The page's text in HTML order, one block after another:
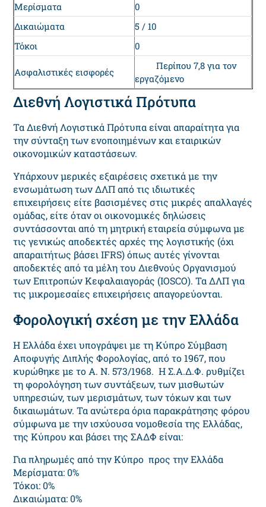
Μερίσματα
0
Δικαιώματα
5 / 10
Τόκοι
0
Ασφαλιστικές εισφορές
Περίπου 7,8 για τον
εργαζόμενο
Διεθνή Λογιστικά Πρότυπα
Τα Διεθνή Λογιστικά Πρότυπα είναι απαραίτητα για
την σύνταξη των ενοποιημένων και εταιρικών
οικονομικών καταστάσεων.
Υπάρχουν μερικές εξαιρέσεις σχετικά με την
ενσωμάτωση των ΔΛΠ από τις ιδιωτικές
επιχειρήσεις είτε βασισμένες στις μικρές απαλλαγές
ομάδας, είτε όταν οι οικονομικές δηλώσεις
συντάσσονται από τη μητρική εταιρεία σύμφωνα με
τις γενικώς αποδεκτές αρχές της λογιστικής (όχι
απαραιτήτως βάσει IFRS) όπως αυτές γίνονται
αποδεκτές από τα μέλη του Διεθνούς Οργανισμού
των Επιτροπών Κεφαλαιαγοράς (IOSCO). Τα ΔΛΠ για
τις μικρομεσαίες επιχειρήσεις απαγορεύονται.
Φορολογική σχέση με την Ελλάδα
Η Ελλάδα έχει υπογράψει με τη Κύπρο Σύμβαση
Αποφυγής Διπλής Φορολογίας, από το 1967, που
κυρώθηκε με το Α. Ν. 573/1968. Η Σ.Α.Δ.Φ. ρυθμίζει
τη φορολόγηση των συντάξεων, των μισθωτών
υπηρεσιών, των μερισμάτων, των τόκων και των
δικαιωμάτων. Τα ανώτερα όρια παρακράτησης φόρου
σύμφωνα με την ισχύουσα νομοθεσία της Ελλάδας,
της Κύπρου και βάσει της ΣΑΔΦ είναι:
Για πληρωμές από την Κύπρο προς την Ελλάδα
Μερίσματα: 0%
Τόκοι: 0%
Δικαιώματα: 0%